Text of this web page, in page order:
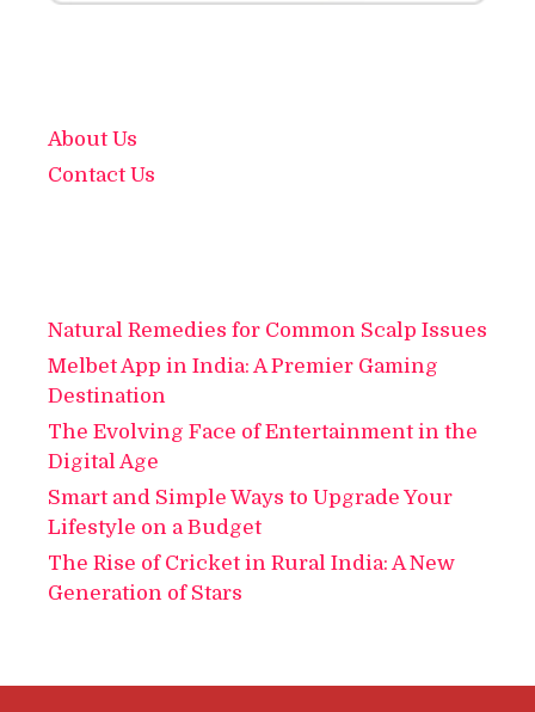
About Us
Contact Us
Natural Remedies for Common Scalp Issues
Melbet App in India: A Premier Gaming
Destination
The Evolving Face of Entertainment in the
Digital Age
Smart and Simple Ways to Upgrade Your
Lifestyle on a Budget
The Rise of Cricket in Rural India: A New
Generation of Stars